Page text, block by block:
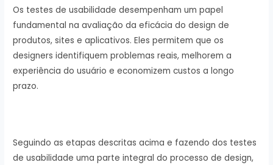
Os testes de usabilidade desempenham um papel
fundamental na avaliação da eficácia do design de
produtos, sites e aplicativos. Eles permitem que os
designers identifiquem problemas reais, melhorem a
experiência do usuário e economizem custos a longo
prazo.
Seguindo as etapas descritas acima e fazendo dos testes
de usabilidade uma parte integral do processo de design,